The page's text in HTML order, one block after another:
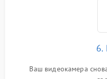
6.
Ваш видеокамера